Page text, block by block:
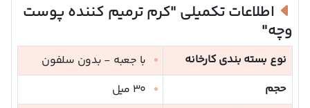
اطلاعات تکمیلی "کرم ترمیم کننده پوست
وچه"
نوع بسته بندی کارخانه
با جعبه - بدون سلفون
حجم
30 میل